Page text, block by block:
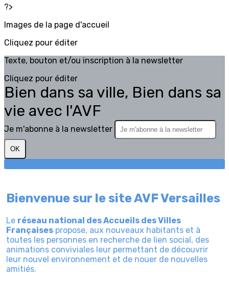
?>
Images de la page d'accueil
Cliquez pour éditer
Texte, bouton et/ou inscription à la newsletter
Cliquez pour éditer
Bien dans sa ville, Bien dans sa
vie avec l'AVF
Je m'abonne à la newsletter
OK
Bienvenue sur le site AVF Versailles
Le réseau national des Accueils des Villes
Françaises propose, aux nouveaux habitants et à
toutes les personnes en recherche de lien social, des
animations conviviales leur permettant de découvrir
leur nouvel environnement et de nouer de nouvelles
amitiés.